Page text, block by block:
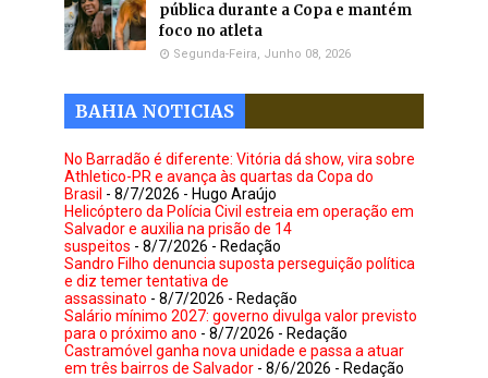
pública durante a Copa e mantém
foco no atleta
Segunda-Feira, Junho 08, 2026
BAHIA NOTICIAS
No Barradão é diferente: Vitória dá show, vira sobre
Athletico-PR e avança às quartas da Copa do
Brasil - 8/7/2026 - Hugo Araújo
Helicóptero da Polícia Civil estreia em operação em
Salvador e auxilia na prisão de 14
suspeitos - 8/7/2026 - Redação
Sandro Filho denuncia suposta perseguição política
e diz temer tentativa de
assassinato - 8/7/2026 - Redação
Salário mínimo 2027: governo divulga valor previsto
para o próximo ano - 8/7/2026 - Redação
Castramóvel ganha nova unidade e passa a atuar
em três bairros de Salvador - 8/6/2026 - Redação